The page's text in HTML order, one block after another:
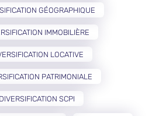
GÉOGRAPHIQUE
IMMOBILIÈRE
LOCATIVE
PATRIMONIALE
DIVERSIFICATION SCPI